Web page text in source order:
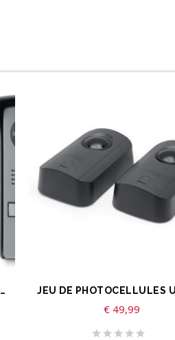
VISIOPHONE EXTEL MINI SANS FIL 4,3″ AJOUTER AU PANIER
€49,99